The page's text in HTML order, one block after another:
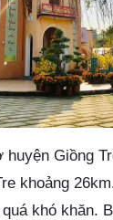
Giồng
khoảng
khó khăn.